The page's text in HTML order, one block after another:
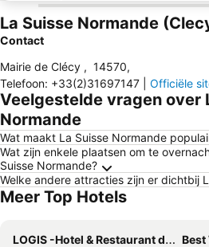
La Suisse Normande
Contact
Mairie de Clécy , 14570,
Telefoon: +33(2)31697147 Officiële
Veelgestelde vragen over
Normande
Wat maakt La Suisse Normande
Wat zijn enkele plaatsen om te
Suisse Normande?
Welke andere attracties zijn er dichtbij
Meer Top Hotels
LOGIS -Hotel & Restaurant de la Place
Best